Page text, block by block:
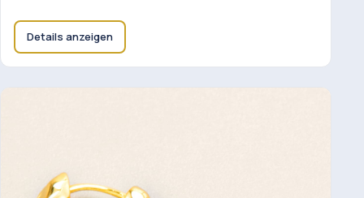
Details anzeigen